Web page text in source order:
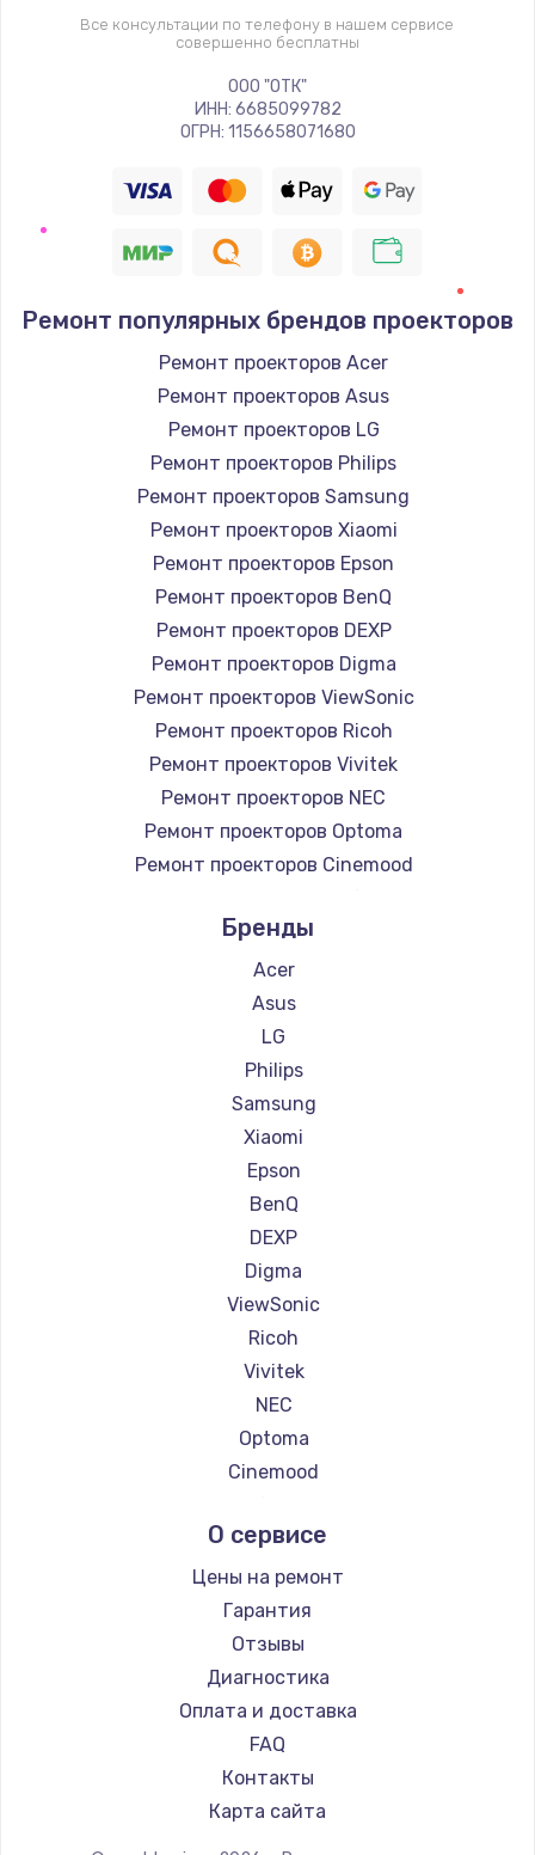
Все консультации по телефону в нашем сервисе
совершенно бесплатны
ООО "ОТК"
ИНН: 6685099782
ОГРН: 1156658071680
Ремонт популярных брендов проекторов
Ремонт проекторов Acer
Ремонт проекторов Asus
Ремонт проекторов LG
Ремонт проекторов Philips
Ремонт проекторов Samsung
Ремонт проекторов Xiaomi
Ремонт проекторов Epson
Ремонт проекторов BenQ
Ремонт проекторов DEXP
Ремонт проекторов Digma
Ремонт проекторов ViewSonic
Ремонт проекторов Ricoh
Ремонт проекторов Vivitek
Ремонт проекторов NEC
Ремонт проекторов Optoma
Ремонт проекторов Cinemood
Ремонт проекторов Barco
Ремонт проекторов Xgimi
Ремонт проекторов Canon
Ремонт проекторов JVC
Ремонт проекторов Casio
Ремонт проекторов Hiper
Ремонт проекторов HITACHI
Ремонт проекторов Panasonic
Ремонт проекторов Hisense
Бренды
Acer
Asus
LG
Philips
Samsung
Xiaomi
Epson
BenQ
DEXP
Digma
ViewSonic
Ricoh
Vivitek
NEC
Optoma
Cinemood
Barco
Xgimi
Canon
JVC
Casio
Hiper
HITACHI
Panasonic
Hisense
О сервисе
Цены на ремонт
Гарантия
Отзывы
Диагностика
Оплата и доставка
FAQ
Контакты
Карта сайта